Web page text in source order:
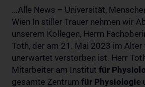
...Alle News – Universität,
Wien In stiller Trauer nehmen wir
unserem Kollegen, Herrn
Toth, der am 21. Mai 2023 im Alter
unerwartet verstorben ist. Herr
Mitarbeiter am Institut für
gesamte Zentrum für Physiologie